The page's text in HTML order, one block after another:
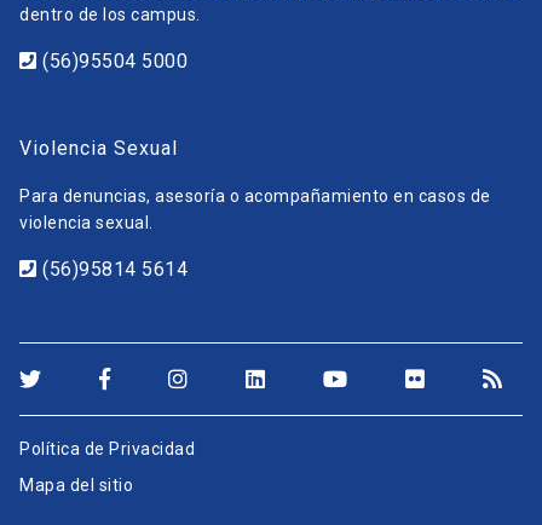
dentro de los campus.
(56)95504 5000
Violencia Sexual
Para denuncias, asesoría o acompañamiento en casos de
violencia sexual.
(56)95814 5614
Política de Privacidad
Mapa del sitio